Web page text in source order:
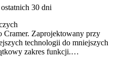
30 dni
Cramer. Zaprojektowany przy
technologii do mniejszych
zakres funkcji.…